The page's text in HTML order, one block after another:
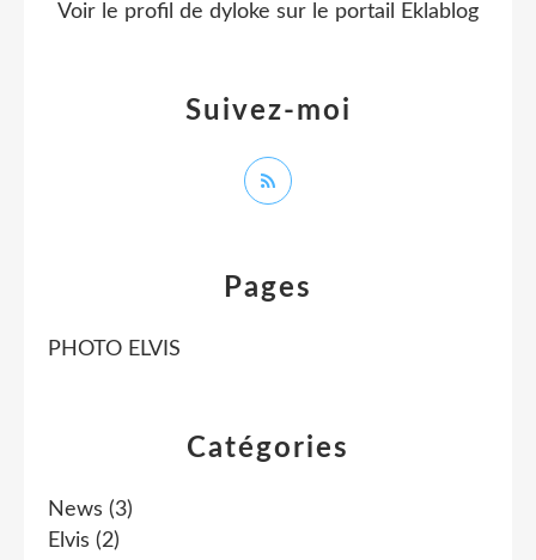
Catégories
News (3)
Elvis (2)
Pages
PHOTO ELVIS
Suivez-moi
Voir le profil de dyloke sur le portail Eklablog